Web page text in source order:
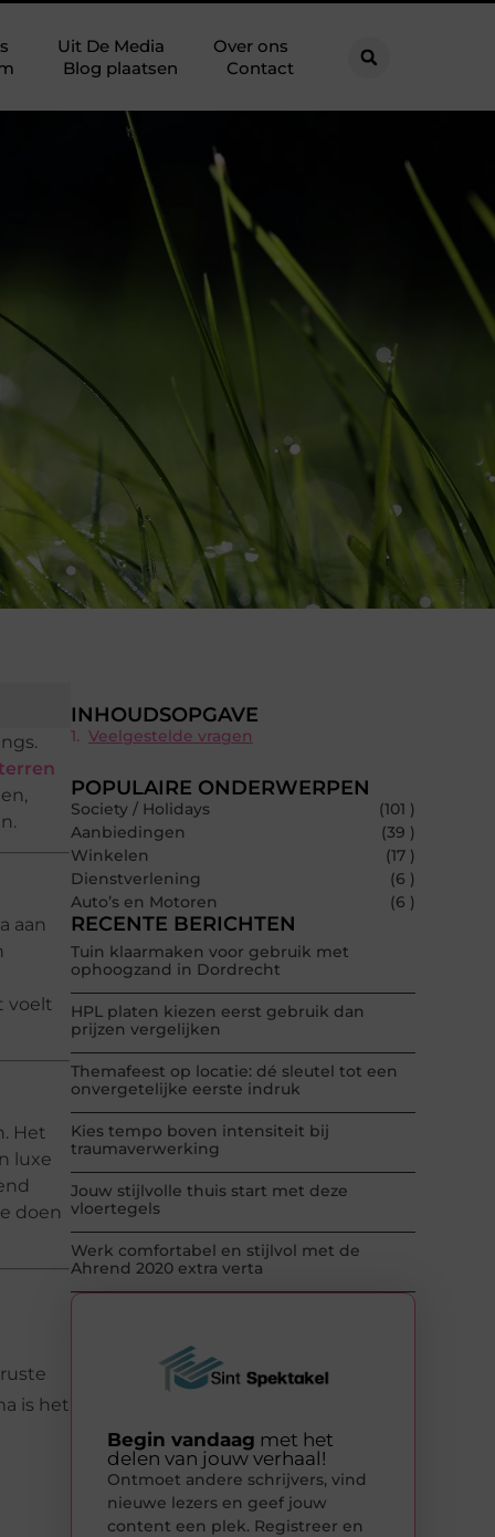
Uit De Media
Over ons
Blog plaatsen Contact
aan
voelt
Het
luxe
doen
is het
INHOUDSOPGAVE
Veelgestelde vragen
POPULAIRE ONDERWERPEN
Society / Holidays
(101 )
Aanbiedingen
(39 )
Winkelen
(17 )
Dienstverlening
(6 )
Auto’s en Motoren
(6 )
RECENTE BERICHTEN
Tuin klaarmaken voor gebruik met
ophoogzand in Dordrecht
HPL platen kiezen eerst gebruik dan
prijzen vergelijken
Themafeest op locatie: dé sleutel tot een
onvergetelijke eerste indruk
Kies tempo boven intensiteit bij
traumaverwerking
Jouw stijlvolle thuis start met deze
vloertegels
Werk comfortabel en stijlvol met de
Ahrend 2020 extra verta
Begin vandaag met het
delen van jouw verhaal!
Ontmoet andere schrijvers, vind
nieuwe lezers en geef jouw
content een plek. Registreer en